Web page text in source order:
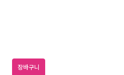
장바구니